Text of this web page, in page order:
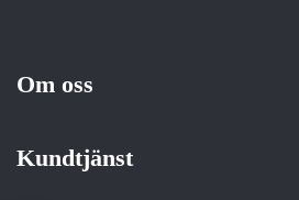
Om oss
Kundtjänst